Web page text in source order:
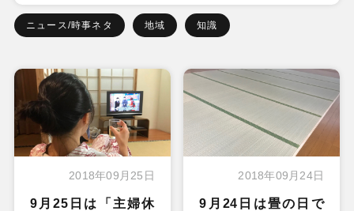
ニュース/時事ネタ 地域 知識
2018年09月25日
9月25日は「主婦休
2018年09月24日
9月24日は畳の日で